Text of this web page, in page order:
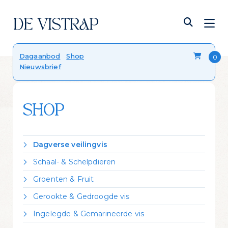
Verser dan vers
Onze viskalender
Blog
Contact
Dagaanbod
Shop
Nieuwsbrief
SHOP
Dagverse veilingvis
Dorade Royal
Forel
Hondshaai
Kabeljauw
Koolvis
Leng
Schaal- & Schelpdieren
Crevettes vannamei gekookt
Garnalen gepeld
Kreeft Canadees levend
Mosselen Zeeuws bodemcultuur
Oester 'Fine de Claire'
Groenten & Fruit
Citroen
Zeekraal
Gerookte & Gedroogde vis
Gerookte forel
Gerookte heilbot
Ingelegde & Gemarineerde vis